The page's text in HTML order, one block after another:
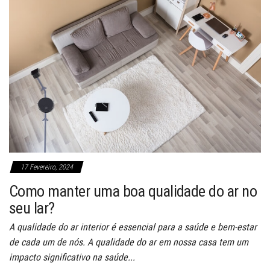
17 Fevereiro, 2024
Como manter uma boa qualidade do ar no
seu lar?
A qualidade do ar interior é essencial para a saúde e bem-estar
de cada um de nós. A qualidade do ar em nossa casa tem um
impacto significativo na saúde...